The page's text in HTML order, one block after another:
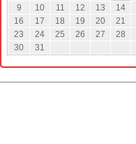
9
10 11 12 13 14
16
17 18 19 20 21
23
24 25 26 27 28
30
31